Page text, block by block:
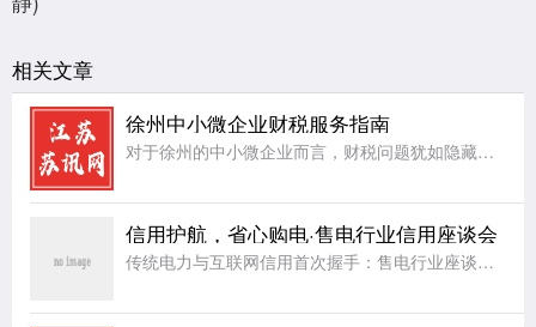
相关文章
徐州中小微企业财税服务指南
对于徐州的中小微企业而言，财税问题犹如隐藏在暗处的礁石，随时可能给企业的稳定航行带来阻碍。首先，账务处理方面，许多中小微企业因人力、资金有限，缺乏专业的会计团队，导致账务混乱，账目不清，影响企业对自身
信用护航，省心购电·售电行业信用座谈会
传统电力与互联网信用首次握手：售电行业座谈会在杭召开，共探信用破题路径一场“互联网+电力”的跨界对话，正在让企业用电从“盲选”走向“省心选”。“十五五”规划明确提出建设能源强国，全国统一电力市场正朝着